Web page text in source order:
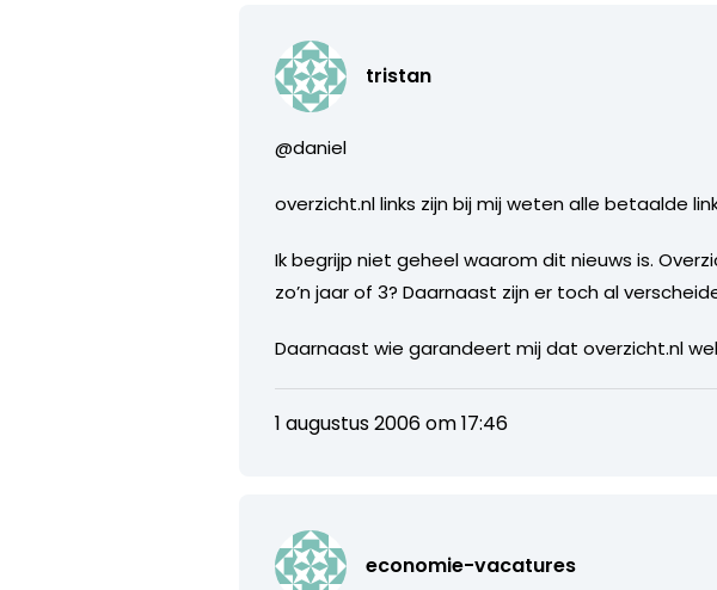
tristan
@daniel
overzicht.nl links zijn bij mij weten alle betaalde
Ik begrijp niet geheel waarom dit nieuws is.
zo’n jaar of 3? Daarnaast zijn er toch al
Daarnaast wie garandeert mij dat overzicht.nl
1 augustus 2006 om 17:46
economie-vacatures